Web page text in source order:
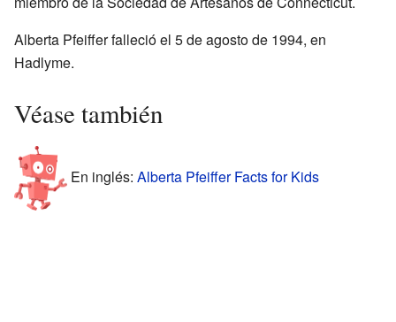
Alberta Pfeiffer falleció el 5 de agosto de 1994, en
Hadlyme.
Véase también
En inglés: Alberta Pfeiffer Facts for Kids